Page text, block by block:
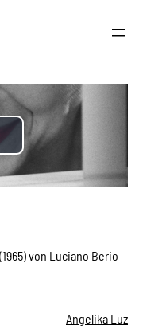
von Luciano Berio
Angelika Luz